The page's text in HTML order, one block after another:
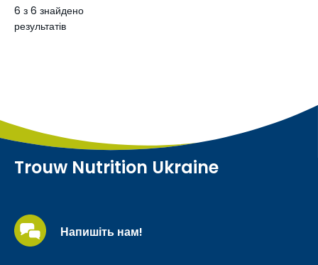
6 з 6 знайдено
результатів
Trouw Nutrition Ukraine
Напишіть нам!